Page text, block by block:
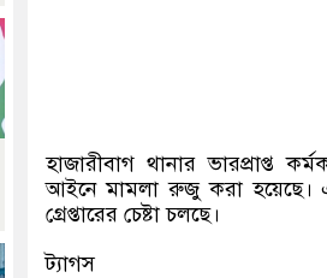
হাজারীবাগ থানার ভারপ্রাপ্ত
আইনে মামলা রুজু করা হয়েছে।
গ্রেপ্তারের চেষ্টা চলছে।
ট্যাগস